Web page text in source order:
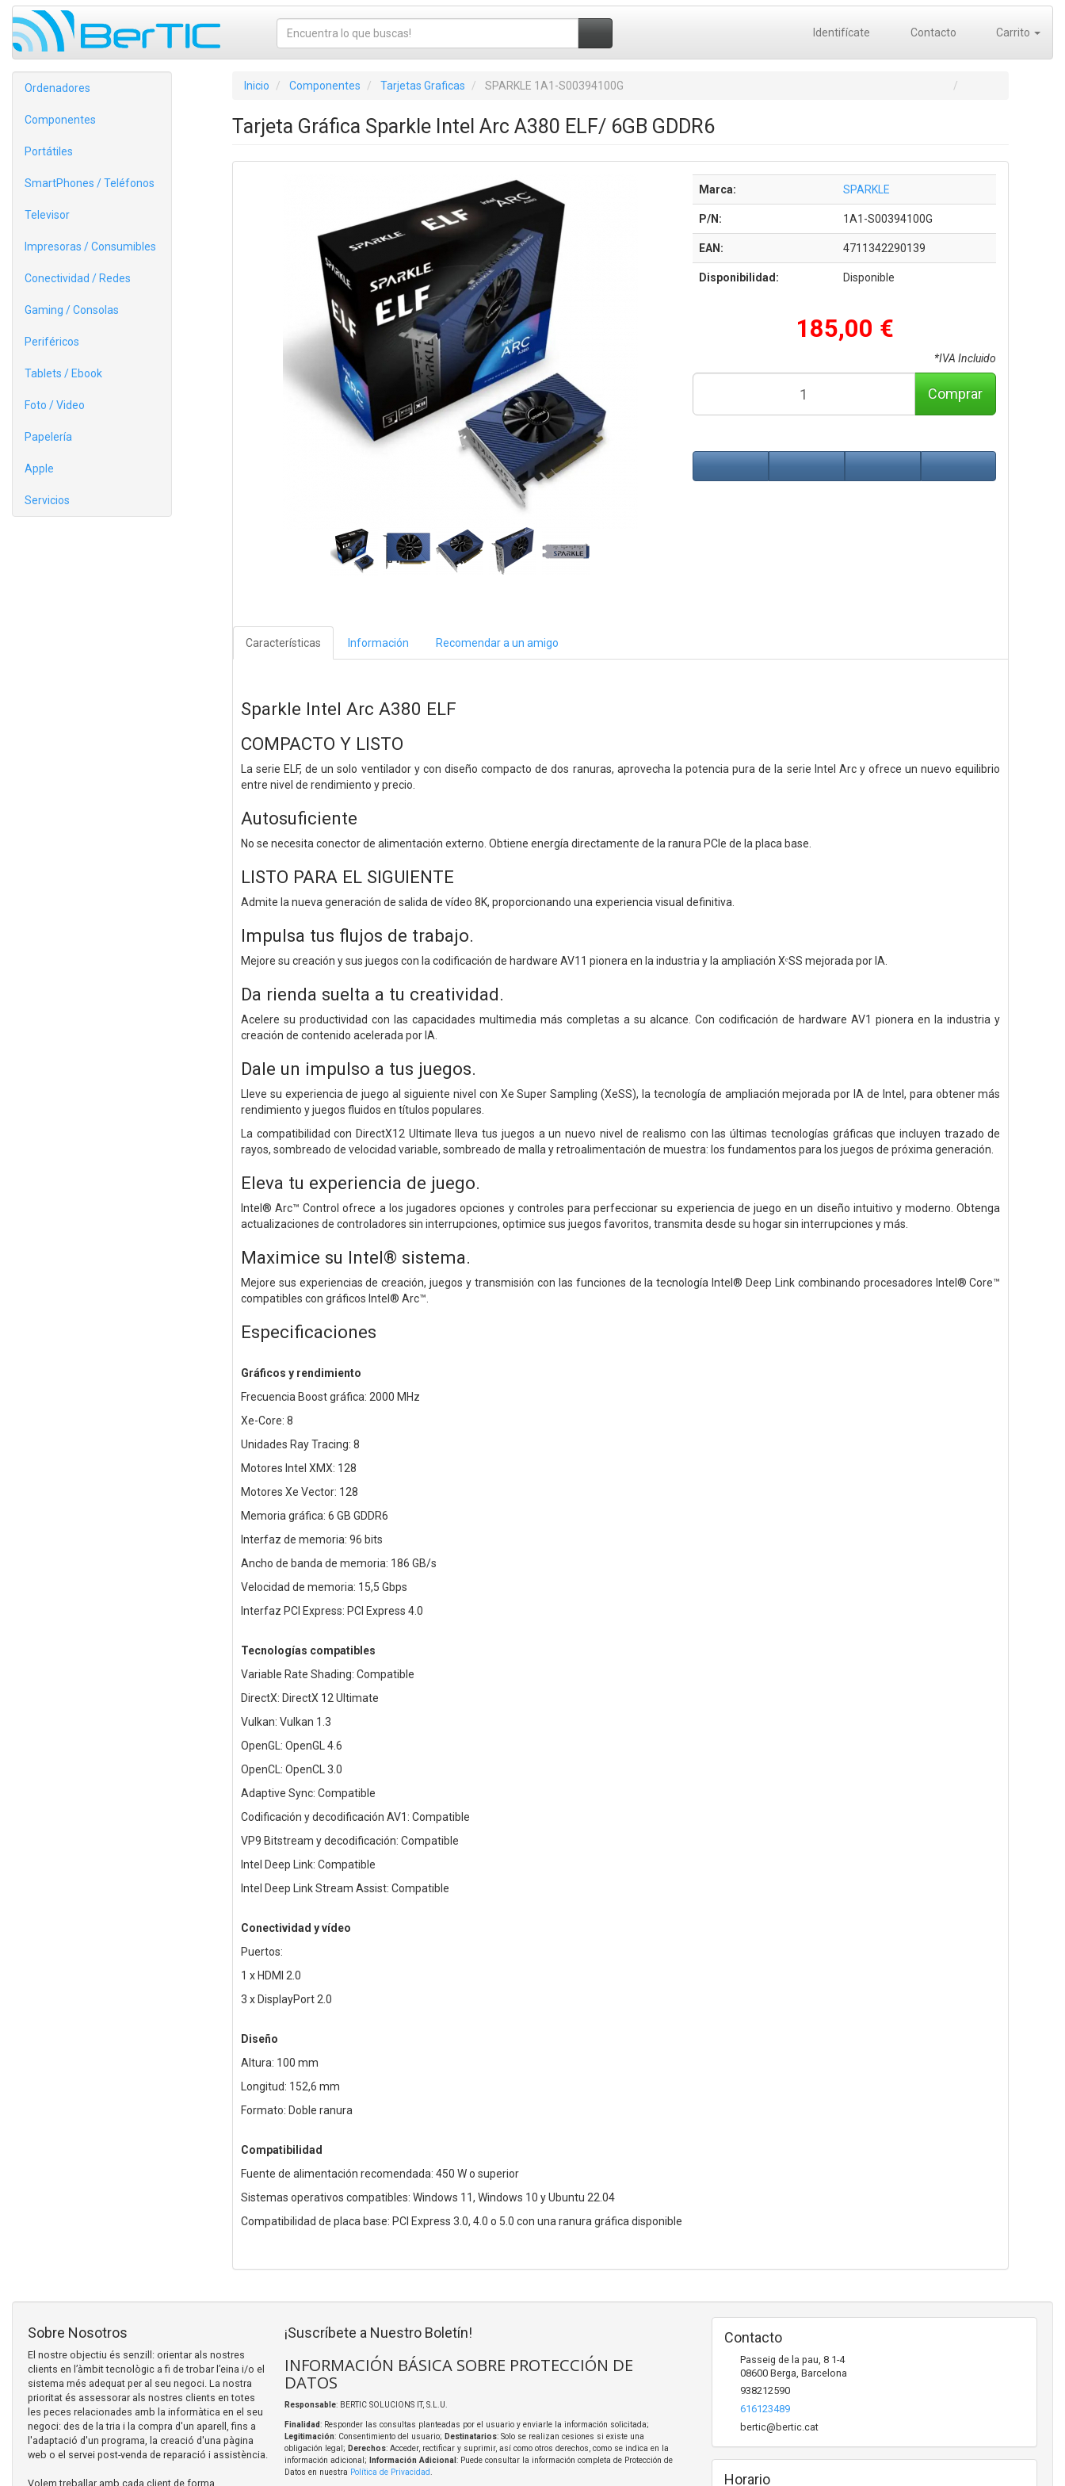
Identifícate Contacto Carrito
Ordenadores
Componentes
Portátiles
SmartPhones / Teléfonos
Televisor
Impresoras / Consumibles
Conectividad / Redes
Gaming / Consolas
Periféricos
Tablets / Ebook
Foto / Video
Papelería
Apple
Servicios
Inicio Componentes Tarjetas Graficas SPARKLE 1A1-S00394100G
Tarjeta Gráfica Sparkle Intel Arc A380 ELF/ 6GB GDDR6
Marca: SPARKLE
P/N: 1A1-S00394100G
EAN: 4711342290139
Disponibilidad: Disponible
185,00 €
*IVA Incluido
Comprar
Características Información Recomendar a un amigo
Sparkle Intel Arc A380 ELF
COMPACTO Y LISTO
La serie ELF, de un solo ventilador y con diseño compacto de dos ranuras, aprovecha la potencia pura de la serie Intel Arc y ofrece un nuevo equilibrio
entre nivel de rendimiento y precio.
Autosuficiente
No se necesita conector de alimentación externo. Obtiene energía directamente de la ranura PCIe de la placa base.
LISTO PARA EL SIGUIENTE
Admite la nueva generación de salida de vídeo 8K, proporcionando una experiencia visual definitiva.
Impulsa tus flujos de trabajo.
Mejore su creación y sus juegos con la codificación de hardware AV11 pionera en la industria y la ampliación XᵉSS mejorada por IA.
Da rienda suelta a tu creatividad.
Acelere su productividad con las capacidades multimedia más completas a su alcance. Con codificación de hardware AV1 pionera en la industria y
creación de contenido acelerada por IA.
Dale un impulso a tus juegos.
Lleve su experiencia de juego al siguiente nivel con Xe Super Sampling (XeSS), la tecnología de ampliación mejorada por IA de Intel, para obtener más
rendimiento y juegos fluidos en títulos populares.
La compatibilidad con DirectX12 Ultimate lleva tus juegos a un nuevo nivel de realismo con las últimas tecnologías gráficas que incluyen trazado de
rayos, sombreado de velocidad variable, sombreado de malla y retroalimentación de muestra: los fundamentos para los juegos de próxima generación.
Eleva tu experiencia de juego.
Intel® Arc™ Control ofrece a los jugadores opciones y controles para perfeccionar su experiencia de juego en un diseño intuitivo y moderno. Obtenga
actualizaciones de controladores sin interrupciones, optimice sus juegos favoritos, transmita desde su hogar sin interrupciones y más.
Maximice su Intel® sistema.
Mejore sus experiencias de creación, juegos y transmisión con las funciones de la tecnología Intel® Deep Link combinando procesadores Intel® Core™
compatibles con gráficos Intel® Arc™.
Especificaciones
Gráficos y rendimiento
Frecuencia Boost gráfica: 2000 MHz
Xe-Core: 8
Unidades Ray Tracing: 8
Motores Intel XMX: 128
Motores Xe Vector: 128
Memoria gráfica: 6 GB GDDR6
Interfaz de memoria: 96 bits
Ancho de banda de memoria: 186 GB/s
Velocidad de memoria: 15,5 Gbps
Interfaz PCI Express: PCI Express 4.0
Tecnologías compatibles
Variable Rate Shading: Compatible
DirectX: DirectX 12 Ultimate
Vulkan: Vulkan 1.3
OpenGL: OpenGL 4.6
OpenCL: OpenCL 3.0
Adaptive Sync: Compatible
Codificación y decodificación AV1: Compatible
VP9 Bitstream y decodificación: Compatible
Intel Deep Link: Compatible
Intel Deep Link Stream Assist: Compatible
Conectividad y vídeo
Puertos:
1 x HDMI 2.0
3 x DisplayPort 2.0
Diseño
Altura: 100 mm
Longitud: 152,6 mm
Formato: Doble ranura
Compatibilidad
Fuente de alimentación recomendada: 450 W o superior
Sistemas operativos compatibles: Windows 11, Windows 10 y Ubuntu 22.04
Compatibilidad de placa base: PCI Express 3.0, 4.0 o 5.0 con una ranura gráfica disponible
Sobre Nosotros
El nostre objectiu és senzill: orientar als nostres
clients en l’àmbit tecnològic a fi de trobar l’eina i/o el
sistema més adequat per al seu negoci. La nostra
prioritat és assessorar als nostres clients en totes
les peces relacionades amb la informàtica en el seu
negoci: des de la tria i la compra d'un aparell, fins a
l'adaptació d'un programa, la creació d'una pàgina
web o el servei post-venda de reparació i assistència.
Volem treballar amb cada client de forma
¡Suscríbete a Nuestro Boletín!
INFORMACIÓN BÁSICA SOBRE PROTECCIÓN DE
DATOS
Responsable: BERTIC SOLUCIONS IT, S.L.U.
Finalidad: Responder las consultas planteadas por el usuario y enviarle la información solicitada;
Legitimación: Consentimiento del usuario; Destinatarios: Solo se realizan cesiones si existe una
obligación legal; Derechos: Acceder, rectificar y suprimir, así como otros derechos, como se indica en la
información adicional;
Información Adicional : Puede consultar la información completa de Protección de
Datos en nuestra Política de Privacidad.
Contacto
Passeig de la pau, 8 1-4
08600 Berga, Barcelona
938212590
616123489
bertic@bertic.cat
Horario